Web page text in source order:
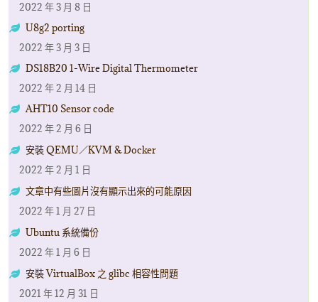
2022 年 3 月 8 日
U8g2 porting
2022 年 3 月 3 日
DS18B20 1-Wire Digital Thermometer
2022 年 2 月 14 日
AHT10 Sensor code
2022 年 2 月 6 日
安裝 QEMU／KVM & Docker
2022 年 2 月 1 日
文章中有些圖片沒有顯示出來的可能原因
2022 年 1 月 27 日
Ubuntu 系統備份
2022 年 1 月 6 日
安裝 VirtualBox 之 glibc 相容性問題
2021 年 12 月 31 日